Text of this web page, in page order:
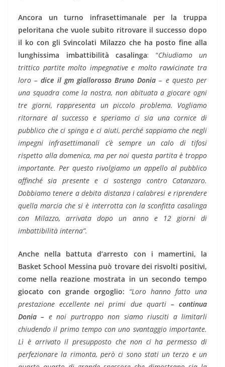
Ancora un turno infrasettimanale per la truppa
peloritana che vuole subito ritrovare il successo dopo
il ko con gli Svincolati Milazzo che ha posto fine alla
lunghissima imbattibilità casalinga: “Chiudiamo un
trittico partite molto impegnative e molto ravvicinate tra
loro –dice il gm giallorosso Bruno Donia – e questo per
una squadra come la nostra, non abituata a giocare ogni
tre giorni, rappresenta un piccolo problema. Vogliamo
ritornare al successo e speriamo ci sia una cornice di
pubblico che ci spinga e ci aiuti, perché sappiamo che negli
impegni infrasettimanali c’è sempre un calo di tifosi
rispetto alla domenica, ma per noi questa partita è troppo
importante. Per questo rivolgiamo un appello al pubblico
affinché sia presente e ci sostenga contro Catanzaro.
Dobbiamo tenere a debita distanza i calabresi e riprendere
quella marcia che si è interrotta con la sconfitta casalinga
con Milazzo, arrivata dopo un anno e 12 giorni di
imbattibilità interna”.
Anche nella battuta d’arresto con i mamertini, la
Basket School Messina può trovare dei risvolti positivi,
come nella reazione mostrata in un secondo tempo
giocato con grande orgoglio: “Loro hanno fatto una
prestazione eccellente nei primi due quarti– continua
Donia – e noi purtroppo non siamo riusciti a limitarli
chiudendo il primo tempo con uno svantaggio importante.
Lì è arrivato il presupposto che non ci ha permesso di
perfezionare la rimonta, però ci sono stati un terzo e un